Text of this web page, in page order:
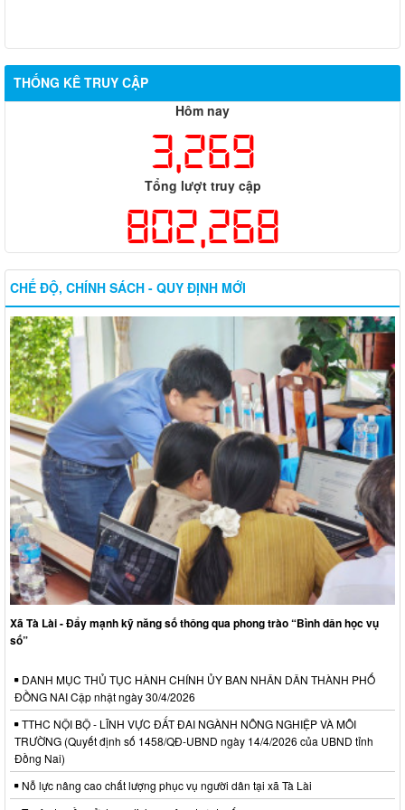
THỐNG KÊ TRUY CẬP
Hôm nay
3,269
Tổng lượt truy cập
802,268
CHẾ ĐỘ, CHÍNH SÁCH - QUY ĐỊNH MỚI
Xã Tà Lài - Đẩy mạnh kỹ năng số thông qua phong trào “Bình dân học vụ
số”
DANH MỤC THỦ TỤC HÀNH CHÍNH ỦY BAN NHÂN DÂN THÀNH PHỐ
ĐỒNG NAI Cập nhật ngày 30/4/2026
TTHC NỘI BỘ - LĨNH VỰC ĐẤT ĐAI NGÀNH NÔNG NGHIỆP VÀ MÔI
TRƯỜNG (Quyết định số 1458/QĐ-UBND ngày 14/4/2026 của UBND tỉnh
Đồng Nai)
Nỗ lực nâng cao chất lượng phục vụ người dân tại xã Tà Lài